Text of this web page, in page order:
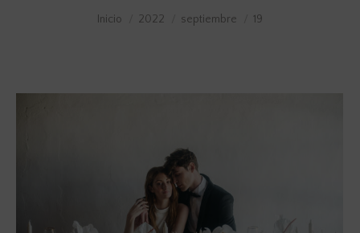
Estás aquí:
Inicio 2022 septiembre 19